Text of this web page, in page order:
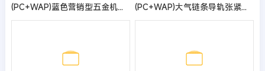
(PC+WAP)蓝色营销型五金机电类网站pbootcms模板 电机风机机械设备网站源码 (PC+WAP)大气链条导轨张紧器生产公司网站pbootcms模板 营销型链条导轨网站源码